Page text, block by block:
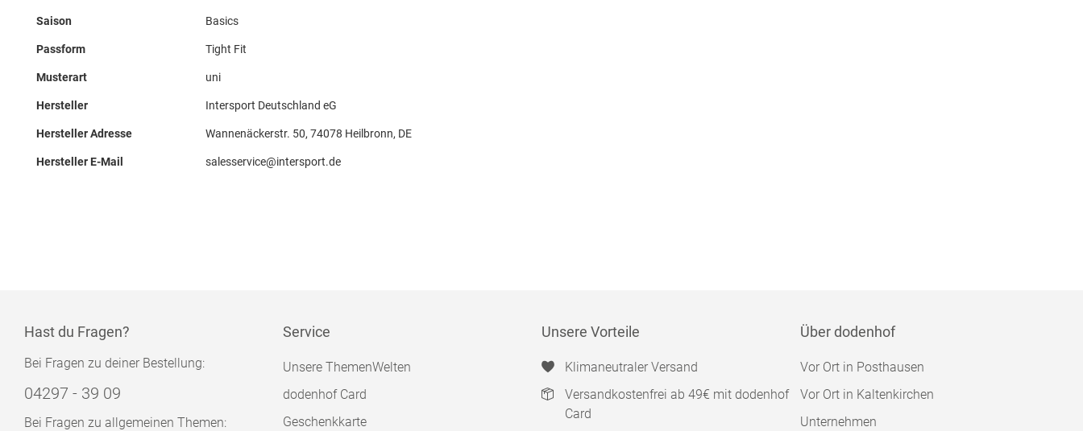
Saison Basics
Passform Tight Fit
Musterart uni
Hersteller Intersport Deutschland eG
Hersteller Adresse Wannenäckerstr. 50, 74078 Heilbronn, DE
Hersteller E-Mail salesservice@intersport.de
Hast du Fragen?
Bei Fragen zu deiner Bestellung:
04297 - 39 09
Bei Fragen zu allgemeinen Themen:
Service
Unsere ThemenWelten
dodenhof Card
Geschenkkarte
Unsere Vorteile
Klimaneutraler Versand
Versandkostenfrei ab 49€ mit dodenhof
Card
Über dodenhof
Vor Ort in Posthausen
Vor Ort in Kaltenkirchen
Unternehmen